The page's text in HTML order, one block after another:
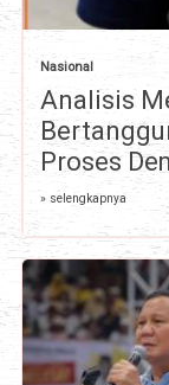
Nasional
Analisis
Proses
» selengkapnya